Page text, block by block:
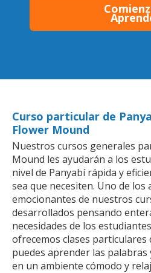
Curso particular de
Flower Mound
Nuestros cursos generales
Mound les ayudarán a los
nivel de Panyabí rápida y
sea que necesiten. Uno de los
emocionantes de nuestros
desarrollados pensando
necesidades de los
ofrecemos clases particulares
puedes aprender las palabras
en un ambiente cómodo y